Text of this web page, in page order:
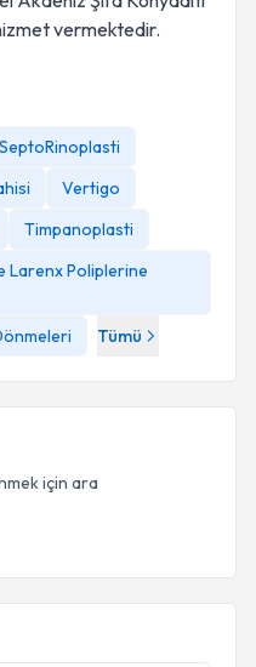
vermektedir.
SeptoRinoplasti
Vertigo
Timpanoplasti
Larenx Poliplerine
Tümü
için ara